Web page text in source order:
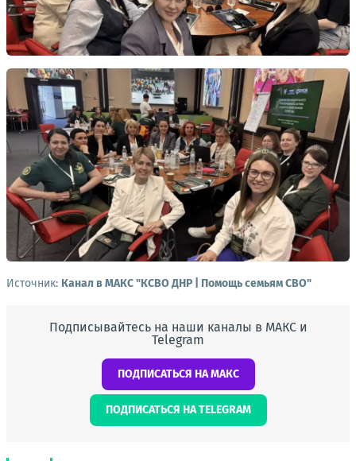
Источник: Канал в МАКС "КСВО ДНР | Помощь семьям СВО"
Подписывайтесь на наши каналы в МАКС и
Telegram
ПОДПИСАТЬСЯ НА МАКС
ПОДПИСАТЬСЯ НА TELEGRAM